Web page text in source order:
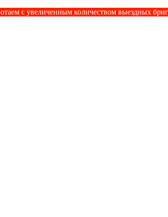
с увеличенным количеством выездных